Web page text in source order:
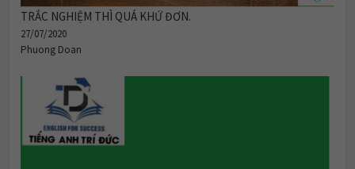
TRẮC NGHIỆM THÌ QUÁ KHỨ ĐƠN.
27/07/2020
Phuong Doan